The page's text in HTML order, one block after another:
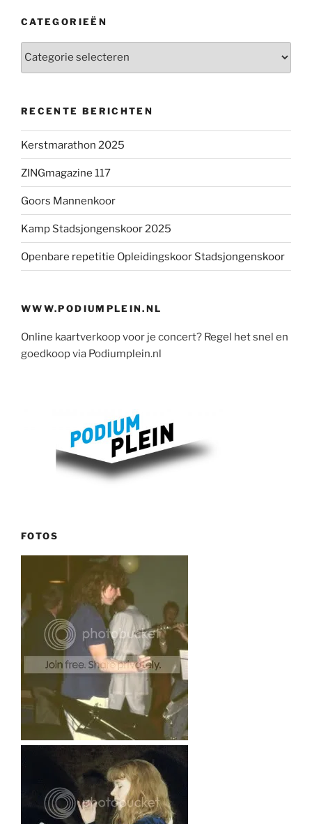
CATEGORIEËN
RECENTE BERICHTEN
Kerstmarathon 2025
ZINGmagazine 117
Goors Mannenkoor
Kamp Stadsjongenskoor 2025
Openbare repetitie Opleidingskoor Stadsjongenskoor
WWW.PODIUMPLEIN.NL
Online kaartverkoop voor je concert? Regel het snel en
goedkoop via Podiumplein.nl
FOTOS